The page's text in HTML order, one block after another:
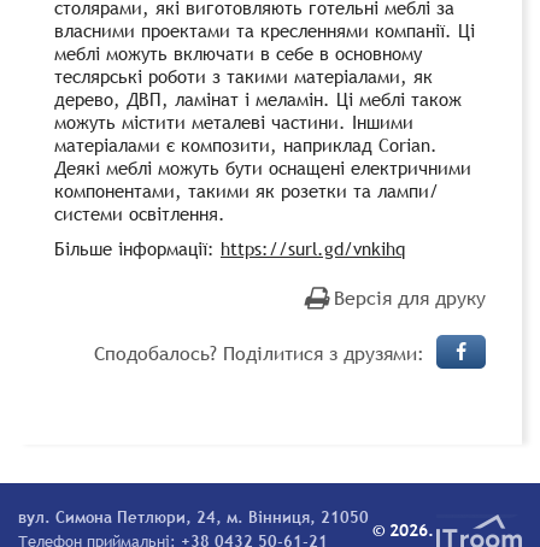
столярами, які виготовляють готельні меблі за
власними проектами та кресленнями компанії. Ці
меблі можуть включати в себе в основному
теслярські роботи з такими матеріалами, як
дерево, ДВП, ламінат і меламін. Ці меблі також
можуть містити металеві частини. Іншими
матеріалами є композити, наприклад Corian.
Деякі меблі можуть бути оснащені електричними
компонентами, такими як розетки та лампи/
системи освітлення.
Більше інформації: https://surl.gd/vnkihq
Версія для друку
Сподобалось? Поділитися з друзями:
вул. Симона Петлюри, 24, м. Вінниця, 21050
Телефон приймальні: +38 0432 50-61-21 © 2026.